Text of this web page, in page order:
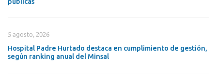
5 agosto, 2026
Hospital Padre Hurtado destaca en cumplimiento de gestión,
según ranking anual del Minsal